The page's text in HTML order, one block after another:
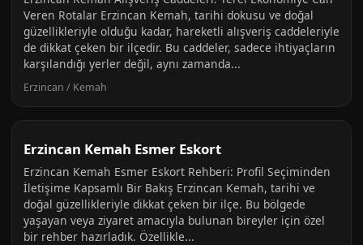
Veren Rotalar Erzincan Kemah, tarihi dokusu ve doğal
güzellikleriyle olduğu kadar, hareketli alışveriş caddeleriyle
de dikkat çeken bir ilçedir. Bu caddeler, sadece ihtiyaçların
karşılandığı yerler değil, aynı zamanda...
Erzincan / Kemah
Erzincan Kemah Esmer Eskort
Erzincan Kemah Esmer Eskort Rehberi: Profil Seçiminden
İletişime Kapsamlı Bir Bakış Erzincan Kemah, tarihi ve
doğal güzellikleriyle dikkat çeken bir ilçe. Bu bölgede
yaşayan veya ziyaret amacıyla bulunan bireyler için özel
bir rehber hazırladık. Özellikle...